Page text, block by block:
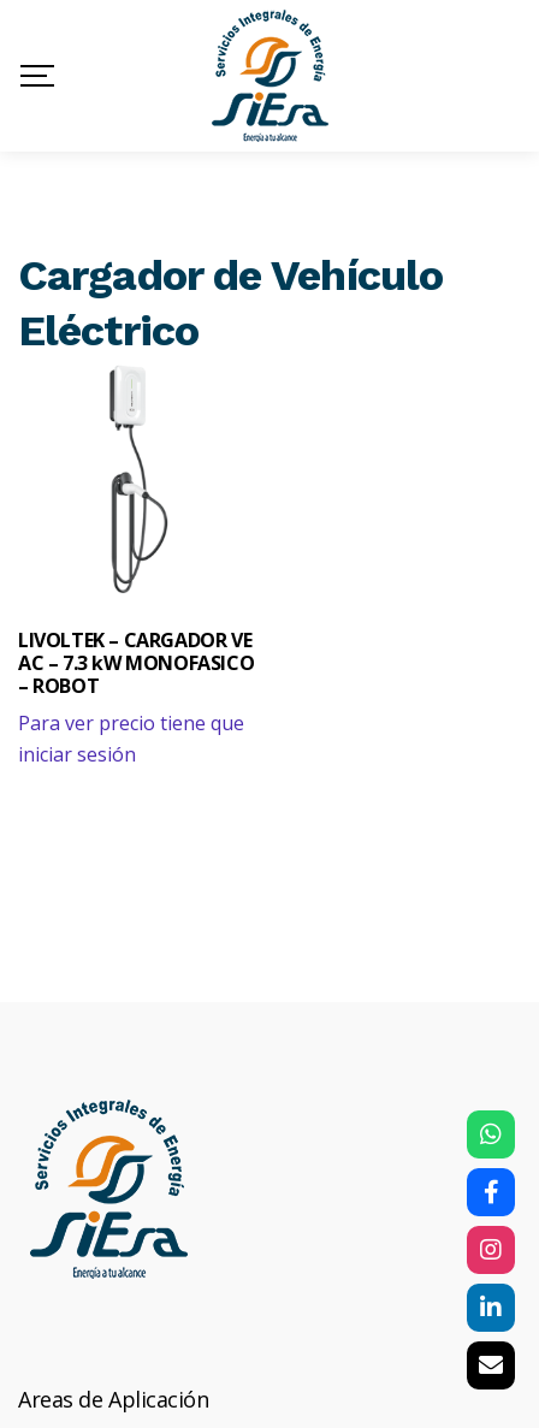
Cargador de Vehículo
Eléctrico
LIVOLTEK – CARGADOR VE
AC – 7.3 kW MONOFASICO
– ROBOT
Para ver precio tiene que
iniciar sesión
Areas de Aplicación